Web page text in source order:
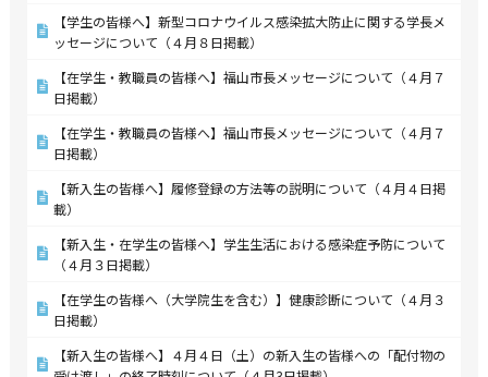
【学生の皆様へ】新型コロナウイルス感染拡大防止に関する学長メ
ッセージについて（４月８日掲載）
【在学生・教職員の皆様へ】福山市長メッセージについて（４月７
日掲載）
【在学生・教職員の皆様へ】福山市長メッセージについて（４月７
日掲載）
【新入生の皆様へ】履修登録の方法等の説明について（４月４日掲
載）
【新入生・在学生の皆様へ】学生生活における感染症予防について
（４月３日掲載）
【在学生の皆様へ（大学院生を含む）】健康診断について（４月３
日掲載）
【新入生の皆様へ】４月４日（土）の新入生の皆様への「配付物の